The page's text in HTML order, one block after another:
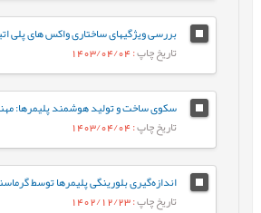
تاریخ چاپ: 1403/04/04
تاریخ چاپ: 1403/04/04
تاریخ چاپ: 1402/12/23